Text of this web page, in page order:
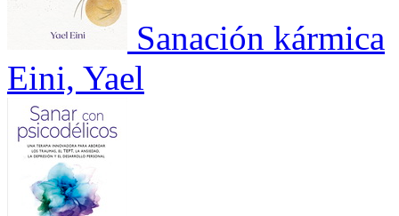
Sanación kármica
Eini, Yael